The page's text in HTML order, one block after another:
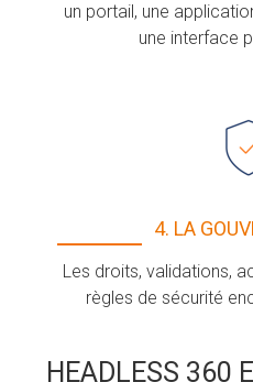
un portail, une
une interface
4. LA
Les droits, validations,
règles de sécurité
HEADLESS 360